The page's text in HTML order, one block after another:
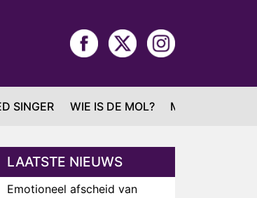
SINGER WIE IS DE MOL? MAFS
LAATSTE NIEUWS
Emotioneel afscheid van